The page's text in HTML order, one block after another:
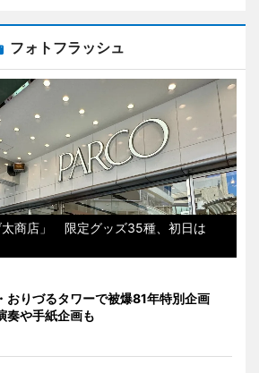
フォトフラッシュ
太商店」 限定グッズ35種、初日は
おりづるタワーで被爆81年特別企画
奏や手紙企画も